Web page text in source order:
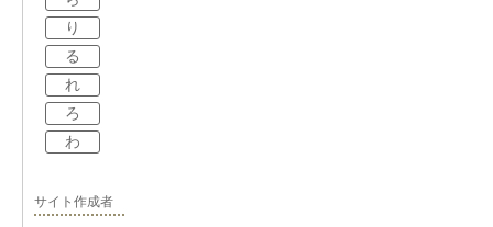
り
る
れ
ろ
わ
サイト作成者